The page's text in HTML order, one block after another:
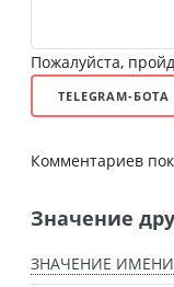
Пожалуйста,
TELEGRAM-БОТА
Комментариев
Значение
ЗНАЧЕНИЕ